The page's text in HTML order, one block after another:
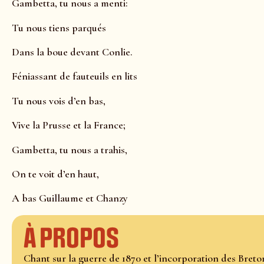
Gambetta, tu nous a menti:
Tu nous tiens parqués
Dans la boue devant Conlie.
Féniassant de fauteuils en lits
Tu nous vois d’en bas,
Vive la Prusse et la France;
Gambetta, tu nous a trahis,
On te voit d’en haut,
A bas Guillaume et Chanzy
À propos
Chant sur la guerre de 1870 et l’incorporation des